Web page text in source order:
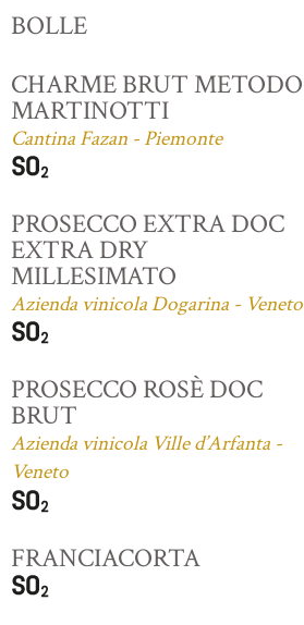
BOLLE
CHARME BRUT METODO
MARTINOTTI
Cantina Fazan - Piemonte
PROSECCO EXTRA DOC
EXTRA DRY
MILLESIMATO
Azienda vinicola Dogarina - Veneto
PROSECCO ROSÈ DOC
BRUT
Azienda vinicola Ville d’Arfanta -
Veneto
FRANCIACORTA